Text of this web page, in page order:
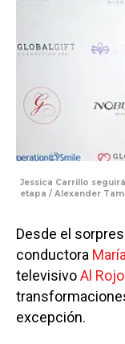
Jessica Carrillo
etapa / Alexander
Desde el
conductora
televisivoAl
excepción.